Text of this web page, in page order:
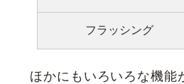
フラッシング
ほかにもいろいろな機能